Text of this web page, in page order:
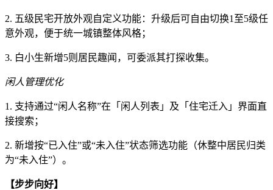
2. 五级民宅开放外观自定义功能：升级后可自由切换1至5级任
意外观，便于统一城镇整体风格；
3. 白小生新增5则居民趣闻，可委派其打探收集。
闲人管理优化
1. 支持通过“闲人名称”在「闲人列表」及「住宅迁入」界面直
接搜索；
2. 新增按“已入住”或“未入住”状态筛选功能（休整中居民归类
为“未入住”）。
【步步向好】